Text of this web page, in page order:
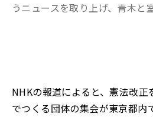
うニュースを取り上げ、青木と
NHKの報道によると、憲法改正
でつくる団体の集会が東京都内